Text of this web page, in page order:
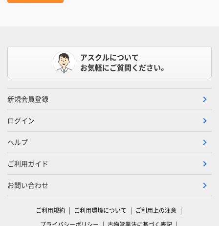
アスクルについて
お気軽にご質問ください。
新規会員登録
ログイン
ヘルプ
ご利用ガイド
お問い合わせ
ご利用規約 ご利用環境について
ご利用上の注意